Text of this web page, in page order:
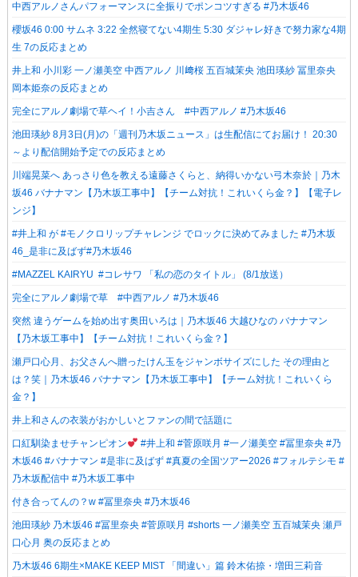
中西アルノさんパフォーマンスに全振りでポンコツすぎる #乃木坂46
櫻坂46 0:00 サムネ 3:22 全然寝てない4期生 5:30 ダジャレ好きで努力家な4期
生 7の反応まとめ
井上和 小川彩 一ノ瀬美空 中西アルノ 川﨑桜 五百城茉央 池田瑛紗 冨里奈央
岡本姫奈の反応まとめ
完全にアルノ劇場で草ヘイ！小吉さん #中西アルノ #乃木坂46
池田瑛紗 8月3日(月)の「週刊乃木坂ニュース」は生配信にてお届け！ 20:30
～より配信開始予定での反応まとめ
川端晃菜へ あっさり色を教える遠藤さくらと、納得いかない弓木奈於｜乃木
坂46 バナナマン【乃木坂工事中】【チーム対抗！これいくら金？】【電子レ
ンジ】
#井上和 が #モノクロリップチャレンジ でロックに決めてみました️ #乃木坂
46_是非に及ばず#乃木坂46
#MAZZEL KAIRYU ️ #コレサワ 「私の恋のタイトル」 (8/1放送）
完全にアルノ劇場で草 #中西アルノ #乃木坂46
突然 違うゲームを始め出す奥田いろは｜乃木坂46 大越ひなの バナナマン
【乃木坂工事中】【チーム対抗！これいくら金？】
瀬戸口心月、お父さんへ贈ったけん玉をジャンボサイズにした その理由と
は？笑｜乃木坂46 バナナマン【乃木坂工事中】【チーム対抗！これいくら
金？】
井上和さんの衣装がおかしいとファンの間で話題に
口紅馴染ませチャンピオン
#井上和 #菅原咲月 #一ノ瀬美空 #冨里奈央 #乃
木坂46 #バナナマン #是非に及ばず #真夏の全国ツアー2026 #フォルテシモ #
乃木坂配信中 #乃木坂工事中
付き合ってんの？w #冨里奈央 #乃木坂46
池田瑛紗 乃木坂46 #冨里奈央 #菅原咲月 #shorts 一ノ瀬美空 五百城茉央 瀬戸
口心月 奥の反応まとめ
乃木坂46 6期生×MAKE KEEP MIST 「間違い」篇 鈴木佑捺・増田三莉音